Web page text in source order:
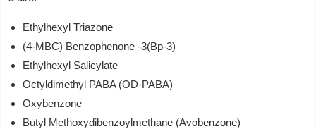
Ethylhexyl Triazone
(4-MBC) Benzophenone -3(Bp-3)
Ethylhexyl Salicylate
Octyldimethyl PABA (OD-PABA)
Oxybenzone
Butyl Methoxydibenzoylmethane (Avobenzone)